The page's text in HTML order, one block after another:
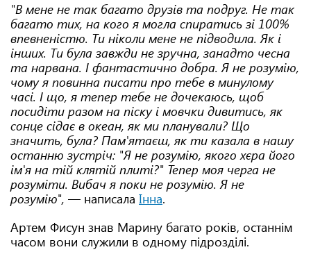
"В мене не так багато друзів та подруг. Не так
багато тих, на кого я могла спиратись зі 100%
впевненістю. Ти ніколи мене не підводила. Як і
інших. Ти була завжди не зручна, занадто чесна
та нарвана. І фантастично добра. Я не розумію,
чому я повинна писати про тебе в минулому
часі. І що, я тепер тебе не дочекаюсь, щоб
посидіти разом на піску і мовчки дивитись, як
сонце сідає в океан, як ми планували? Що
значить, була? Пам'ятаєш, як ти казала в нашу
останню зустріч: "Я не розумію, якого хєра його
ім'я на тій клятій плиті?" Тепер моя черга не
розуміти. Вибач я поки не розумію. Я не
розумію", — написала Інна.
Артем Фисун знав Марину багато років, останнім
часом вони служили в одному підрозділі.